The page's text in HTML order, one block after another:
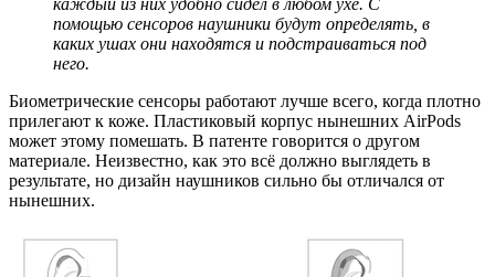
каждый из них удобно сидел в любом ухе. С
помощью сенсоров наушники будут определять, в
каких ушах они находятся и подстраиваться под
него.
Биометрические сенсоры работают лучше всего, когда плотно
прилегают к коже. Пластиковый корпус нынешних AirPods
может этому помешать. В патенте говорится о другом
материале. Неизвестно, как это всё должно выглядеть в
результате, но дизайн наушников сильно бы отличался от
нынешних.